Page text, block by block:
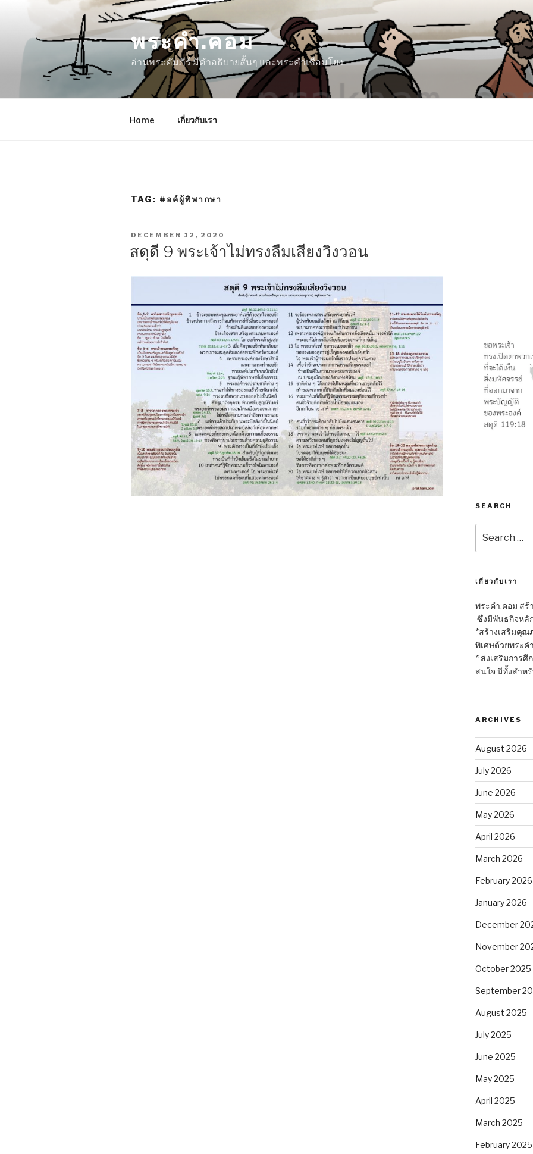
content
พระคำ.คอม
อ่านพระคัมภีร์ มีคำอธิบายสั้นๆ และพระคำเชื่อมโยง
Home เกี่ยวกับเรา
TAG: #อค์ผู้พิพากษา
POSTED
DECEMBER 12, 2020
สดุดี 9 พระเจ้าไม่ทรงลืมเสียงวิงวอน
SEARCH
for:
เกี่ยวกับเรา
พระคำ.คอม ส
ซึ่งมีพันธกิจหลั
*สร้างเสริมคุณ
พิเศษด้วยพระค
* ส่งเสริมการศึ
สนใจ มีทั้งสำห
ARCHIVES
August 2026
July 2026
June 2026
May 2026
April 2026
March 2026
February 2026
January 2026
December
November
October 2025
September
August 2025
July 2025
June 2025
May 2025
April 2025
March 2025
February 2025